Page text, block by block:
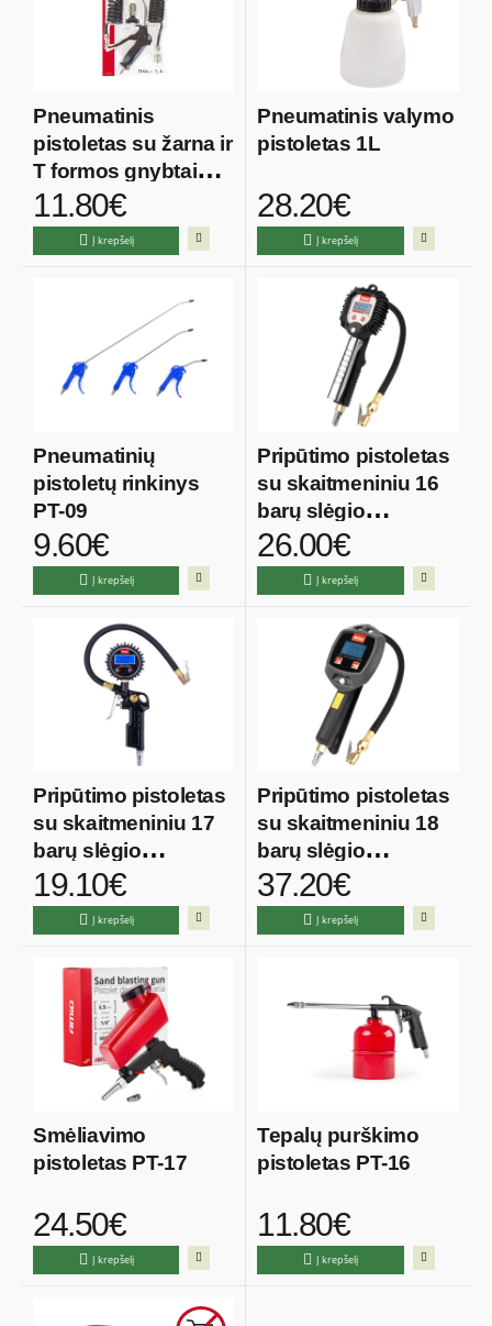
Pneumatinis
pistoletas su žarna ir
T formos gnybtais
13 ATM
11.80€
Į krepšelį
Pneumatinis valymo
pistoletas 1L
28.20€
Į krepšelį
Pneumatinių
pistoletų rinkinys
PT-09
9.60€
Į krepšelį
Pripūtimo pistoletas
su skaitmeniniu 16
barų slėgio
matuokliu
26.00€
Į krepšelį
Pripūtimo pistoletas
su skaitmeniniu 17
barų slėgio
matuokliu
19.10€
Į krepšelį
Pripūtimo pistoletas
su skaitmeniniu 18
barų slėgio
matuokliu
37.20€
Į krepšelį
Smėliavimo
pistoletas PT-17
24.50€
Į krepšelį
Tepalų purškimo
pistoletas PT-16
11.80€
Į krepšelį